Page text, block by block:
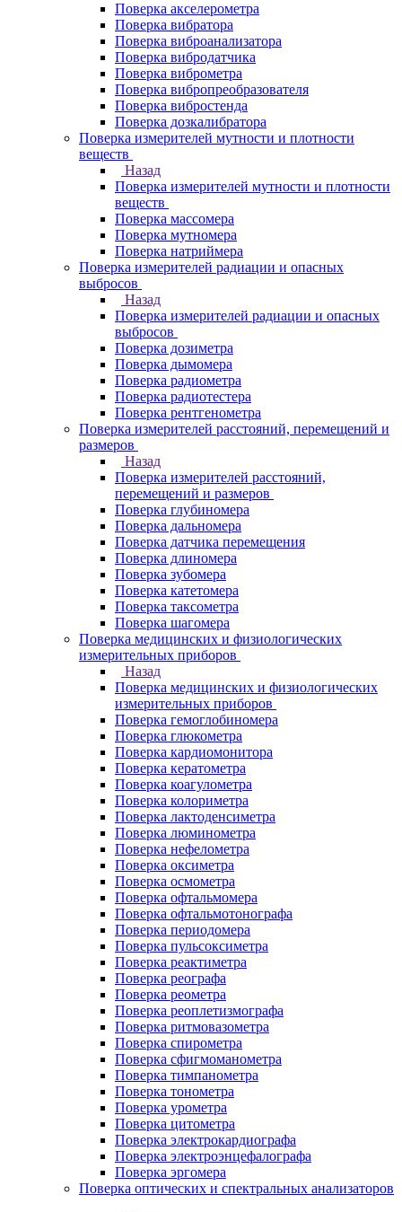
Поверка акселерометра
Поверка вибратора
Поверка виброанализатора
Поверка вибродатчика
Поверка виброметра
Поверка вибропреобразователя
Поверка вибростенда
Поверка дозкалибратора
Поверка измерителей мутности и плотности
веществ
Назад
Поверка измерителей мутности и плотности
веществ
Поверка массомера
Поверка мутномера
Поверка натриймера
Поверка измерителей радиации и опасных
выбросов
Назад
Поверка измерителей радиации и опасных
выбросов
Поверка дозиметра
Поверка дымомера
Поверка радиометра
Поверка радиотестера
Поверка рентгенометра
Поверка измерителей расстояний, перемещений и
размеров
Назад
Поверка измерителей расстояний,
перемещений и размеров
Поверка глубиномера
Поверка дальномера
Поверка датчика перемещения
Поверка длиномера
Поверка зубомера
Поверка катетомера
Поверка таксометра
Поверка шагомера
Поверка медицинских и физиологических
измерительных приборов
Назад
Поверка медицинских и физиологических
измерительных приборов
Поверка гемоглобиномера
Поверка глюкометра
Поверка кардиомонитора
Поверка кератометра
Поверка коагулометра
Поверка колориметра
Поверка лактоденсиметра
Поверка люминометра
Поверка нефелометра
Поверка оксиметра
Поверка осмометра
Поверка офтальмомера
Поверка офтальмотонографа
Поверка периодомера
Поверка пульсоксиметра
Поверка реактиметра
Поверка реографа
Поверка реометра
Поверка реоплетизмографа
Поверка ритмовазометра
Поверка спирометра
Поверка сфигмоманометра
Поверка тимпанометра
Поверка тонометра
Поверка урометра
Поверка цитометра
Поверка электрокардиографа
Поверка электроэнцефалографа
Поверка эргомера
Поверка оптических и спектральных анализаторов